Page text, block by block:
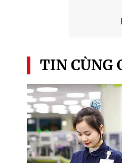
TIN CÙNG